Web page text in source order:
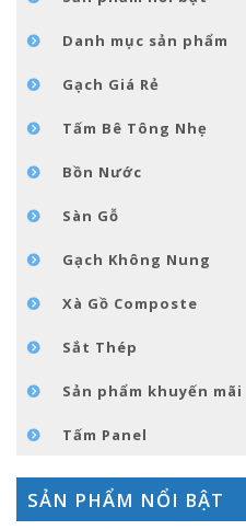
LIÊN HỆDanh mục sản phẩm
Gạch Giá Rẻ
Tấm Bê Tông Nhẹ
Bồn Nước
Sàn Gỗ
Gạch Không Nung
Xà Gồ Composte
Sắt Thép
Sản phẩm khuyến mãi
Tấm Panel
SẢN PHẨM NỔI BẬT